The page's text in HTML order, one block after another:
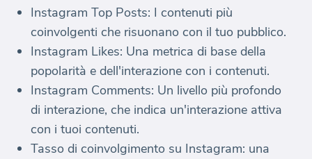
Instagram Top Posts: I contenuti più
coinvolgenti che risuonano con il tuo pubblico.
Instagram Likes: Una metrica di base della
popolarità e dell'interazione con i contenuti.
Instagram Comments: Un livello più profondo
di interazione, che indica un'interazione attiva
con i tuoi contenuti.
Tasso di coinvolgimento su Instagram: una